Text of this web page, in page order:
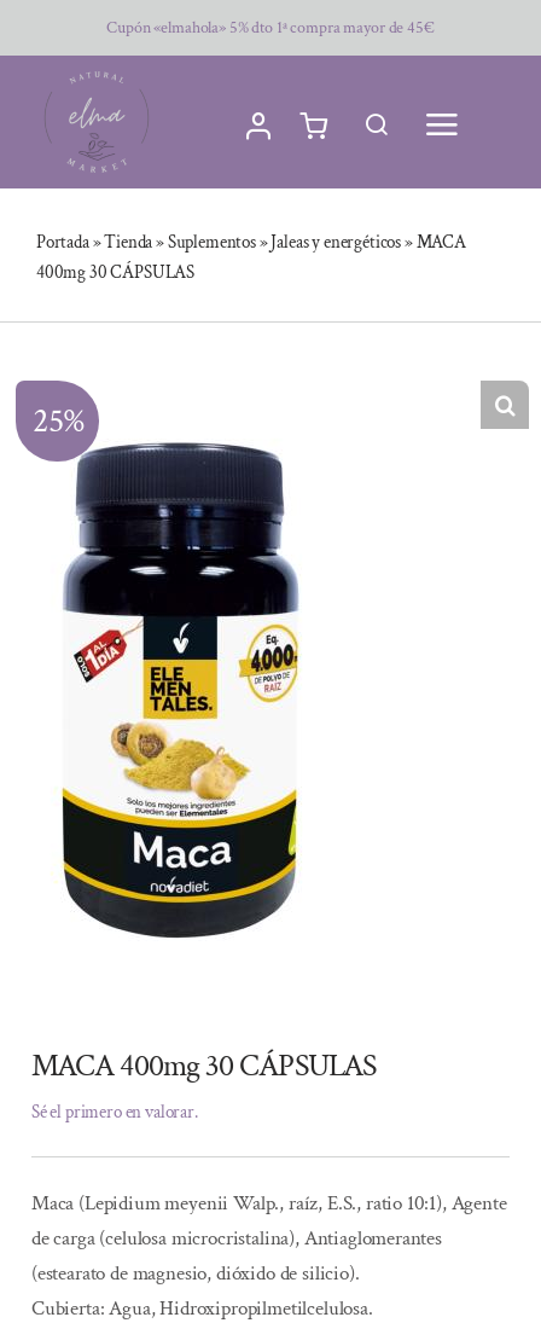
al
contenido
Cupón «elmahola» 5% dto 1ª compra mayor de 45€
Portada»Tienda»Suplementos»Jaleas y energéticos»MACA
400mg 30 CÁPSULAS
25%
MACA 400mg 30 CÁPSULAS
Sé el primero en valorar.
Maca (Lepidium meyenii Walp., raíz, E.S., ratio 10:1), Agente
de carga (celulosa microcristalina), Antiaglomerantes
(estearato de magnesio, dióxido de silicio).
Cubierta: Agua, Hidroxipropilmetilcelulosa.